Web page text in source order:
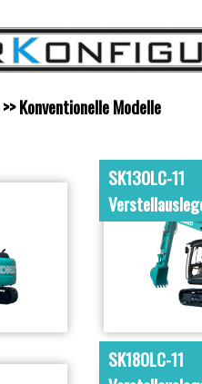
>> Konventionelle Modelle
SK130LC-11
SK180LC-11